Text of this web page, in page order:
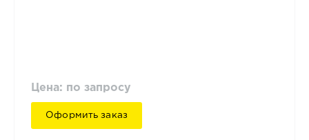
Цена: по запросу
Оформить заказ